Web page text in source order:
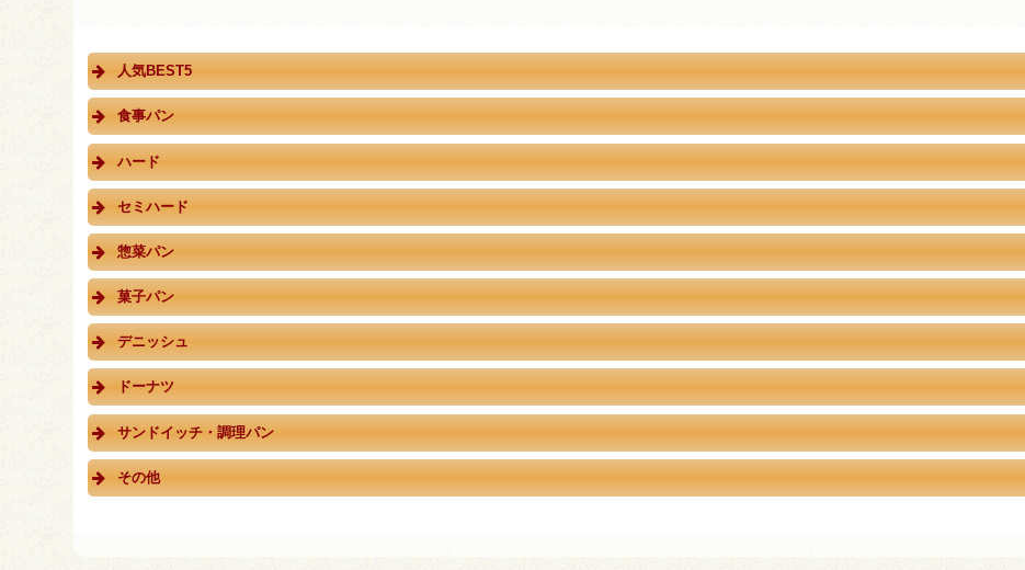
人気BEST5
食事パン
ハード
セミハード
惣菜パン
菓子パン
デニッシュ
ドーナツ
サンドイッチ・調理パン
その他